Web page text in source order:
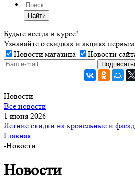
Найти
Будьте всегда в курсе!
Узнавайте о скидках и акциях первым
Новости магазина
Новости
Новости
Все новости
1 июня 2026
Летние скидки на кровельные и
Главная
-Новости
Новости